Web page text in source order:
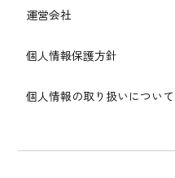
運営会社
個人情報保護方針
個人情報の取り扱いについて